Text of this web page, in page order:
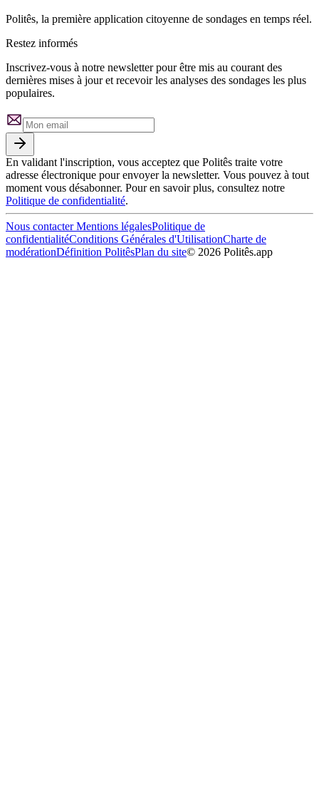
Politês, la première application citoyenne de sondages en temps réel.
Restez informés
Inscrivez-vous à notre newsletter pour être mis au courant des
dernières mises à jour et recevoir les analyses des sondages les plus
populaires.
En validant l'inscription, vous acceptez que Politês traite votre
adresse électronique pour envoyer la newsletter. Vous pouvez à tout
moment vous désabonner. Pour en savoir plus, consultez notre
Politique de confidentialité.
Nous contacterMentions légalesPolitique de
confidentialitéConditions Générales d'UtilisationCharte de
modérationDéfinition PolitêsPlan du site© 2026 Politês.app